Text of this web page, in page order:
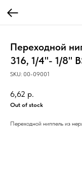
Переходной
316, 1/4"- 1/8"
SKU: 00-09001
6,62 р.
Out of stock
Переходной ниппель из